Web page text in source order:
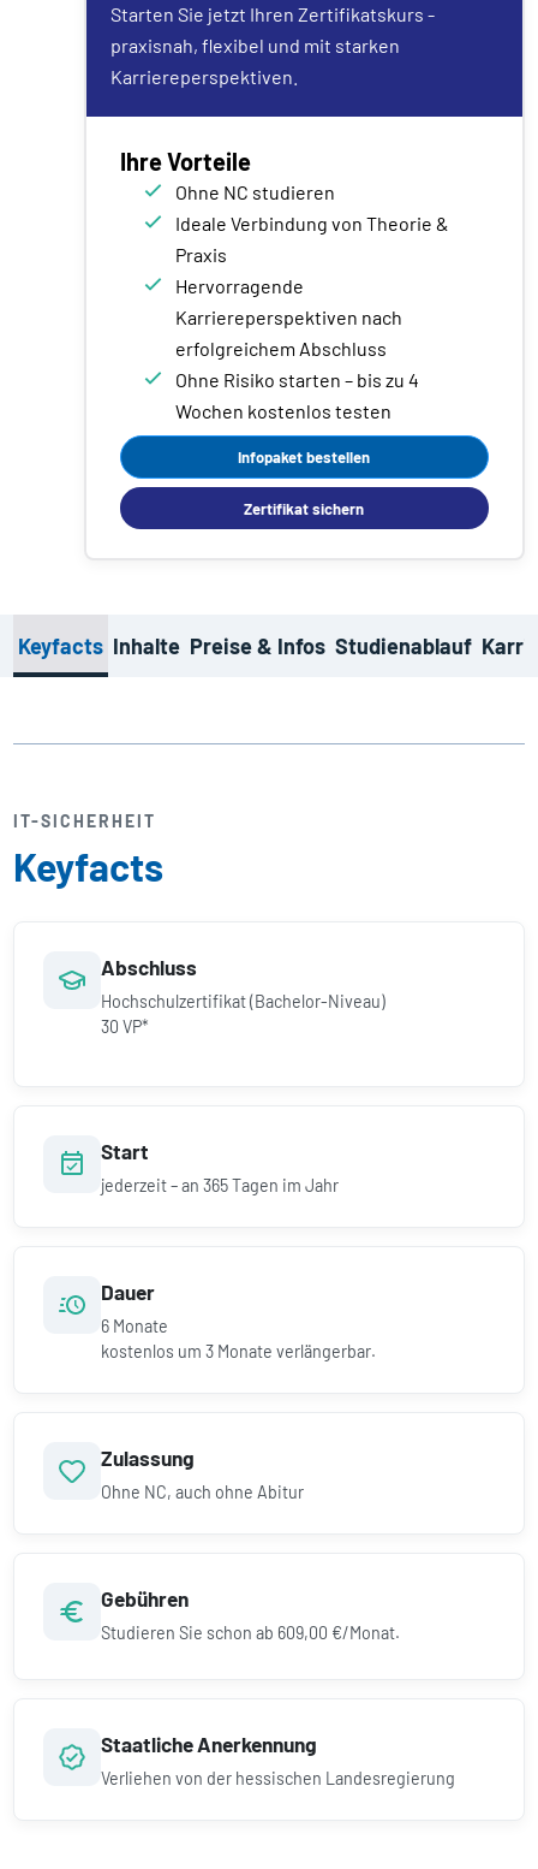
Starten Sie jetzt Ihren Zertifikatskurs -
praxisnah, flexibel und mit starken
Karriereperspektiven.
Ihre Vorteile
Ohne NC studieren
Ideale Verbindung von Theorie &
Praxis
Hervorragende
Karriereperspektiven nach
erfolgreichem Abschluss
Ohne Risiko starten – bis zu 4
Wochen kostenlos testen
Infopaket bestellen
Zertifikat sichern
Keyfacts Inhalte Preise & Infos Studienablauf
IT-SICHERHEIT
Keyfacts
Abschluss
Hochschulzertifikat (Bachelor-Niveau)
30 VP*
Start
jederzeit – an 365 Tagen im Jahr
Dauer
6 Monate
kostenlos um3 Monate verlängerbar.
Zulassung
Ohne NC, auch ohne Abitur
Gebühren
Studieren Sie schon ab 609,00 €/Monat.
Staatliche Anerkennung
Verliehen von der hessischen Landesregierung